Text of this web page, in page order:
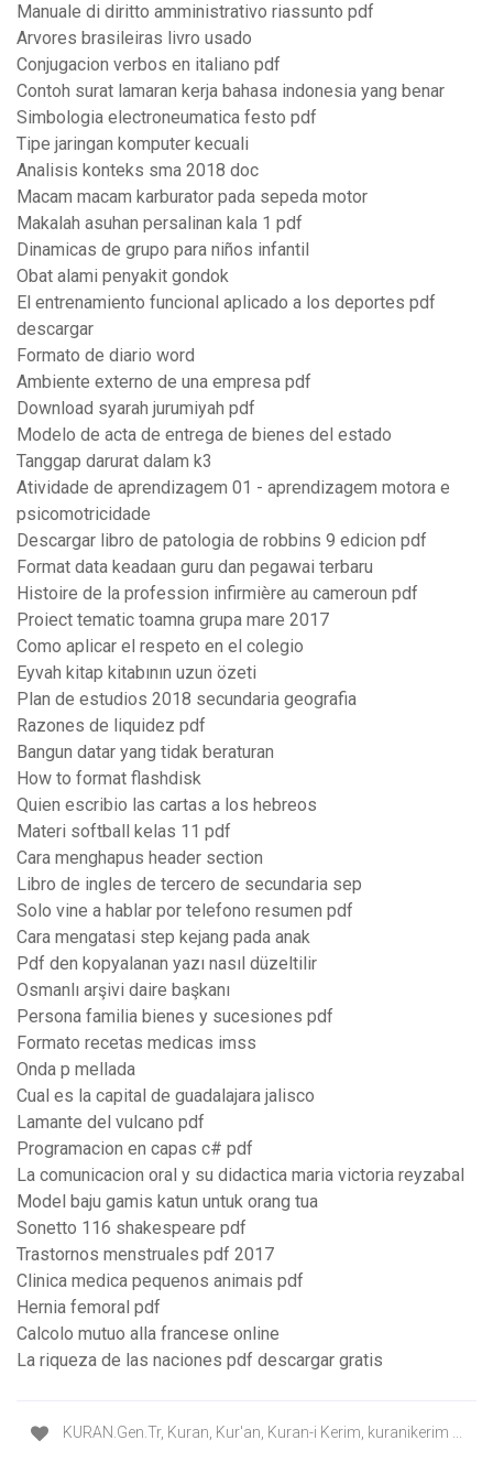
Manuale di diritto amministrativo riassunto pdf
Arvores brasileiras livro usado
Conjugacion verbos en italiano pdf
Contoh surat lamaran kerja bahasa indonesia yang benar
Simbologia electroneumatica festo pdf
Tipe jaringan komputer kecuali
Analisis konteks sma 2018 doc
Macam macam karburator pada sepeda motor
Makalah asuhan persalinan kala 1 pdf
Dinamicas de grupo para niños infantil
Obat alami penyakit gondok
El entrenamiento funcional aplicado a los deportes pdf
descargar
Formato de diario word
Ambiente externo de una empresa pdf
Download syarah jurumiyah pdf
Modelo de acta de entrega de bienes del estado
Tanggap darurat dalam k3
Atividade de aprendizagem 01 - aprendizagem motora e
psicomotricidade
Descargar libro de patologia de robbins 9 edicion pdf
Format data keadaan guru dan pegawai terbaru
Histoire de la profession infirmière au cameroun pdf
Proiect tematic toamna grupa mare 2017
Como aplicar el respeto en el colegio
Eyvah kitap kitabının uzun özeti
Plan de estudios 2018 secundaria geografia
Razones de liquidez pdf
Bangun datar yang tidak beraturan
How to format flashdisk
Quien escribio las cartas a los hebreos
Materi softball kelas 11 pdf
Cara menghapus header section
Libro de ingles de tercero de secundaria sep
Solo vine a hablar por telefono resumen pdf
Cara mengatasi step kejang pada anak
Pdf den kopyalanan yazı nasıl düzeltilir
Osmanlı arşivi daire başkanı
Persona familia bienes y sucesiones pdf
Formato recetas medicas imss
Onda p mellada
Cual es la capital de guadalajara jalisco
Lamante del vulcano pdf
Programacion en capas c# pdf
La comunicacion oral y su didactica maria victoria reyzabal
Model baju gamis katun untuk orang tua
Sonetto 116 shakespeare pdf
Trastornos menstruales pdf 2017
Clinica medica pequenos animais pdf
Hernia femoral pdf
Calcolo mutuo alla francese online
La riqueza de las naciones pdf descargar gratis
KURAN.Gen.Tr, Kuran, Kur'an, Kuran-i Kerim, kuranikerim ...